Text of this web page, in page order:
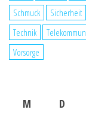
Schmuck
Sicherheit
Technik
Vorsorge
M
D